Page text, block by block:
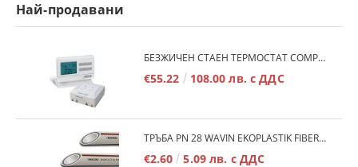
Най-продавани
БЕЗЖИЧЕН СТАЕН ТЕРМОСТАТ COMPUTHERM Q7RF
€55.22 108.00 лв. с ДДС
ТРЪБА PN 28 WAVIN EKOPLASTIK FIBER BASALT PLUS - 3М/БР.
€2.60 5.09 лв. с ДДС